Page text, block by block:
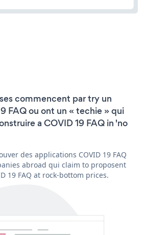
commencent par try un
FAQ ou ont un « techie » qui
a COVID 19 FAQ in 'no
des applications COVID 19 FAQ
abroad qui claim to proposent
19 FAQ at rock-bottom prices.